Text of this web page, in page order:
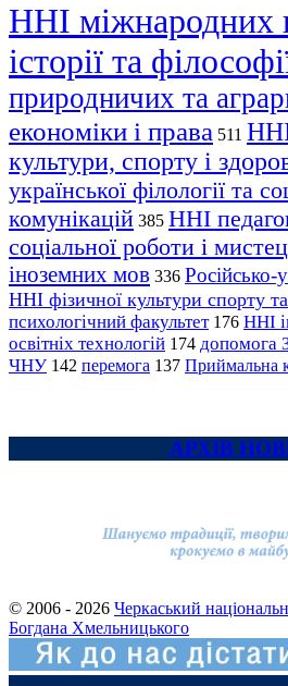
ННІ міжнародних
історії та
природничих та
економіки і права 511
культури, спорту і
української філології та
комунікацій 385 ННІ
соціальної роботи і
іноземних мов 336 Російсько-
ННІ фізичної культури спорту
психологічний факультет 176 ННІ
освітніх технологій 174 допомога
ЧНУ 142 перемога 137 Приймальна
АРХІВ
© 2006 - 2026 Черкаський
Богдана Хмельницького